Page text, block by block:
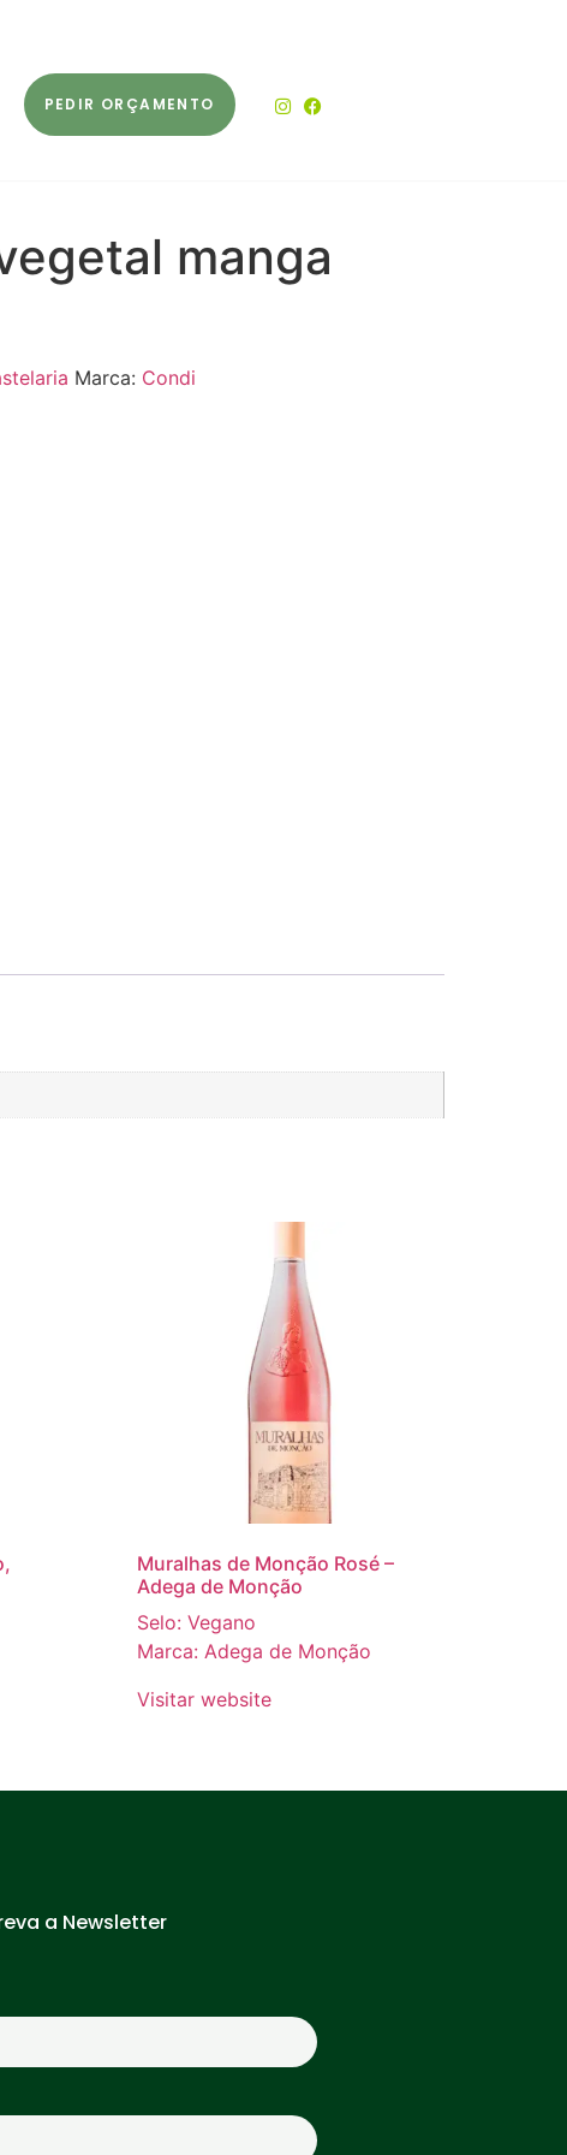
PEDIR ORÇAMENTO
manga
Marca: Condi
Muralhas de Monção Rosé –
Adega de Monção
Selo: Vegano
Marca: Adega de Monção
Visitar website
a Newsletter